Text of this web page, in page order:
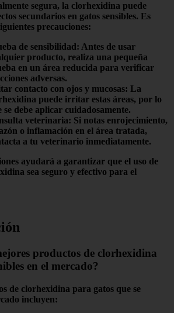
segura, la clorhexidina puede
secundarios en gatos sensibles. Es
precauciones:
de sensibilidad: Antes de usar
producto, realiza una pequeña
en un área reducida para verificar
adversas.
contacto con ojos y mucosas: La
puede irritar estas áreas, por lo
se debe aplicar cuidadosamente.
veterinaria: Si notas enrojecimiento,
o inflamación en el área tratada,
a tu veterinario inmediatamente.
ayudará a garantizar que el uso de
sea seguro y efectivo para el
productos de clorhexidina
en el mercado?
de clorhexidina para gatos que se
incluyen: